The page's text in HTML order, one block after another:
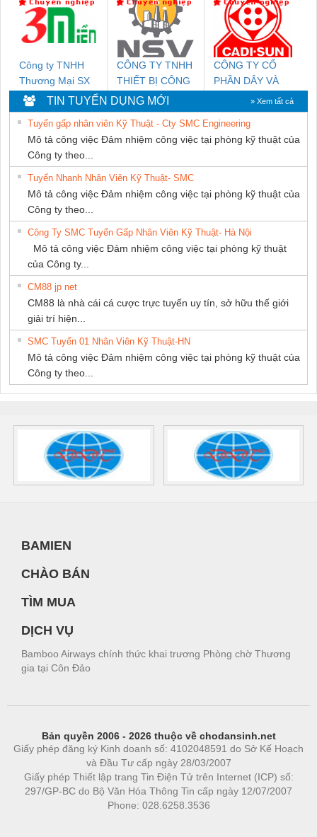
NAM
PHƯƠNG NAM
Công ty TNHH
Thương Mại SX
Ba Miền
CÔNG TY TNHH
THIẾT BỊ CÔNG
NGHIỆP NIHON
SETSUBI VIỆT
NAM
CÔNG TY CỔ
PHẦN DÂY VÀ
CÁP ĐIỆN
THƯỢNG ĐÌNH
TIN TUYỂN DỤNG MỚI » Xem tất cả
Tuyển gấp nhân viên Kỹ Thuật - Cty SMC Engineering
Mô tả công việc Đảm nhiệm công việc tại phòng kỹ thuật của
Công ty theo...
Tuyển Nhanh Nhân Viên Kỹ Thuật- SMC
Mô tả công việc Đảm nhiệm công việc tại phòng kỹ thuật của
Công ty theo...
Công Ty SMC Tuyển Gấp Nhân Viên Kỹ Thuật- Hà Nội
Mô tả công việc Đảm nhiệm công việc tại phòng kỹ thuật
của Công ty...
CM88 jp net
CM88 là nhà cái cá cược trực tuyến uy tín, sở hữu thế giới
giải trí hiện...
SMC Tuyển 01 Nhân Viên Kỹ Thuật-HN
Mô tả công việc Đảm nhiệm công việc tại phòng kỹ thuật của
Công ty theo...
BAMIEN
CHÀO BÁN
TÌM MUA
DỊCH VỤ
Bamboo Airways chính thức khai trương Phòng chờ Thương
gia tại Côn Đảo
Bản quyền 2006 - 2026 thuộc về chodansinh.net
Giấy phép đăng ký Kinh doanh số: 4102048591 do Sở Kế Hoạch
và Đầu Tư cấp ngày 28/03/2007
Giấy phép Thiết lập trang Tin Điện Tử trên Internet (ICP) số:
297/GP-BC do Bộ Văn Hóa Thông Tin cấp ngày 12/07/2007
Phone: 028.6258.3536